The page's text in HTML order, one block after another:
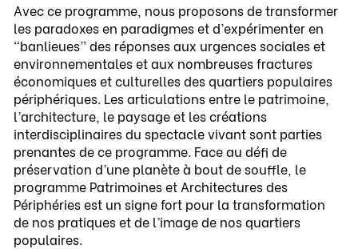
Avec ce programme, nous proposons de transformer
les paradoxes en paradigmes et d’expérimenter en
“banlieues” des réponses aux urgences sociales et
environnementales et aux nombreuses fractures
économiques et culturelles des quartiers populaires
périphériques. Les articulations entre le patrimoine,
l’architecture, le paysage et les créations
interdisciplinaires du spectacle vivant sont parties
prenantes de ce programme. Face au défi de
préservation d’une planète à bout de souffle, le
programme Patrimoines et Architectures des
Périphéries est un signe fort pour la transformation
de nos pratiques et de l’image de nos quartiers
populaires.